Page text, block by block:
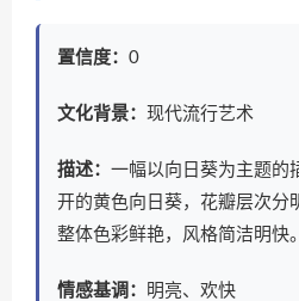
置信度： 0
文化背景： 现代流行艺术
描述： 一幅以向日葵为主题的
开的黄色向日葵，花瓣层次分
整体色彩鲜艳，风格简洁明快。
情感基调： 明亮、欢快